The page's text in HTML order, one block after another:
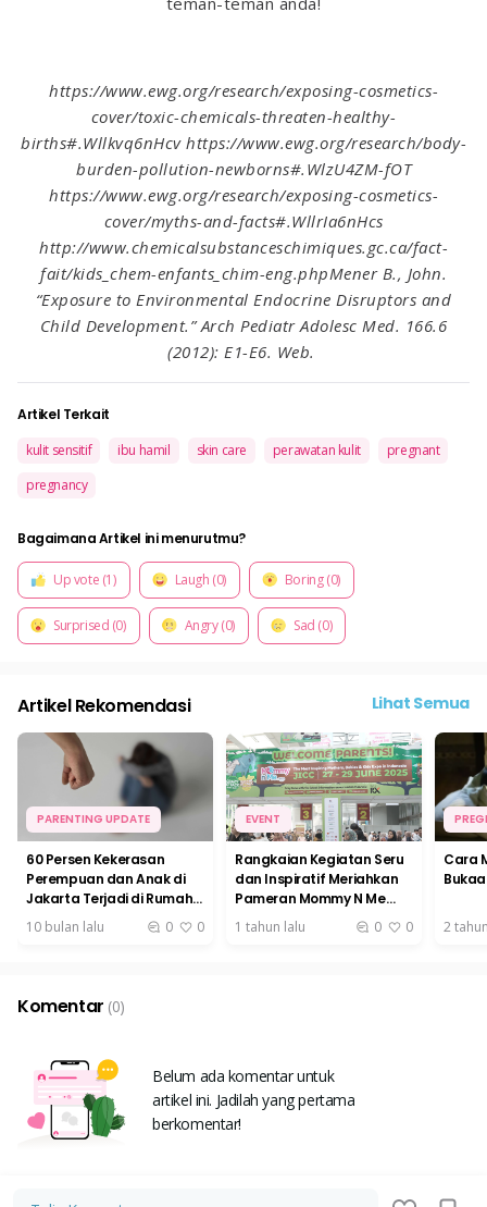
https://www.ewg.org/research/exposing-cosmetics-
cover/toxic-chemicals-threaten-healthy-
births#.Wllkvq6nHcv https://www.ewg.org/research/body-
burden-pollution-newborns#.WlzU4ZM-fOT
https://www.ewg.org/research/exposing-cosmetics-
cover/myths-and-facts#.WllrIa6nHcs
http://www.chemicalsubstanceschimiques.gc.ca/fact-
fait/kids_chem-enfants_chim-eng.phpMener B., John.
“Exposure to Environmental Endocrine Disruptors and
Child Development.” Arch Pediatr Adolesc Med. 166.6
(2012): E1-E6. Web.
Artikel Terkait
kulit sensitif
ibu hamil skin care perawatan kulit
pregnant
pregnancy
Bagaimana Artikel ini menurutmu?
Up vote (1) Laugh (0) Boring (0)
Surprised (0) Angry (0) Sad (0)
Artikel Rekomendasi Lihat Semua
PARENTING UPDATE
60 Persen Kekerasan
Perempuan dan Anak di
Jakarta Terjadi di Rumah
Tangga
10 bulan lalu 0 0
EVENT
Rangkaian Kegiatan Seru
dan Inspiratif Meriahkan
Pameran Mommy N Me
2025 di JICC
1 tahun lalu 0 0
Cara
2
Komentar (0)
Belum ada komentar untuk
artikel ini. Jadilah yang pertama
berkomentar!